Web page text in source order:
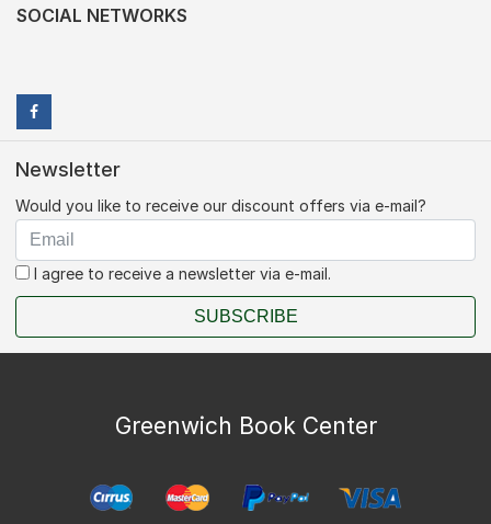
SOCIAL NETWORKS
Newsletter
Would you like to receive our discount offers via e-mail?
I agree to receive a newsletter via e-mail.
SUBSCRIBE
Greenwich Book Center